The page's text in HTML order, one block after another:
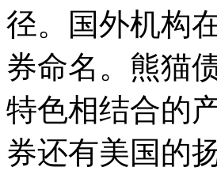
径。国外机构
券命名。熊猫
特色相结合的
券还有美国的